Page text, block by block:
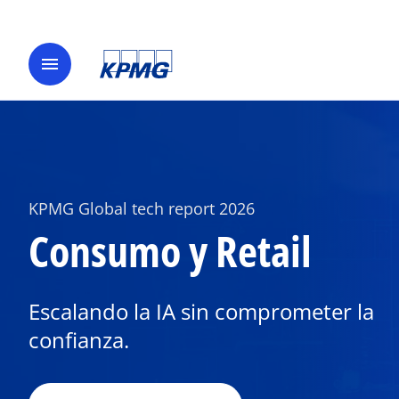
menu
KPMG Global tech report 2026
Consumo y Retail
Escalando la IA sin comprometer la
confianza.
a
r
e
n